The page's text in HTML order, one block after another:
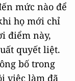
mức nào để
họ mới chỉ
điểm này,
quyết liệt.
bố trong
việc làm đã